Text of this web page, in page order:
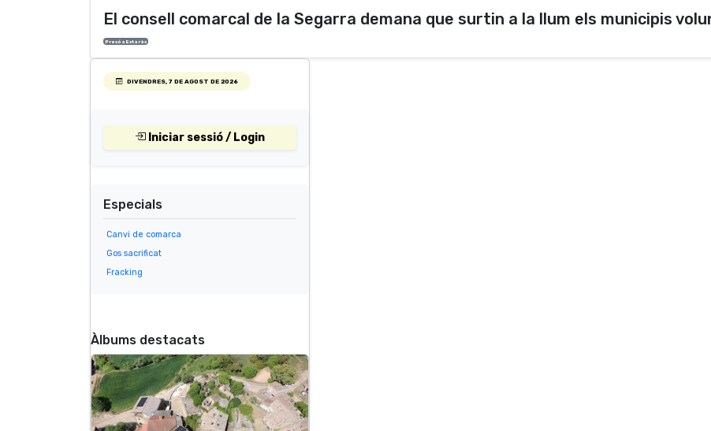
El consell comarcal de la Segarra demana que surtin a la llum els municipis
Presó a Estaràs
DIVENDRES, 7 DE AGOST DE 2026
Iniciar sessió / Login
Especials
Canvi de comarca
Gos sacrificat
Fracking
Àlbums destacats